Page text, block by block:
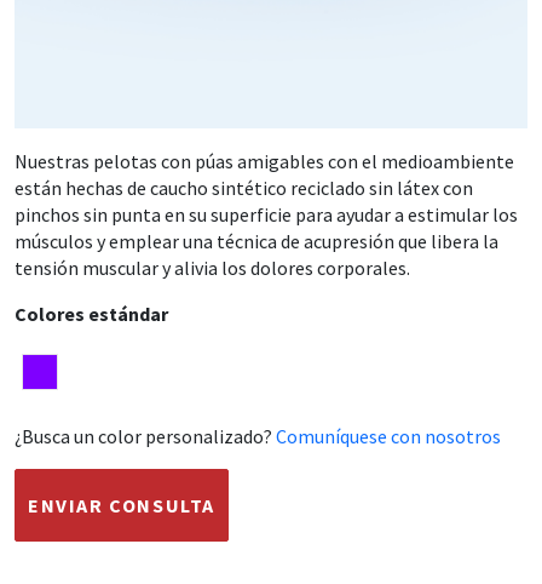
Nuestras pelotas con púas amigables con el medioambiente
están hechas de caucho sintético reciclado sin látex con
pinchos sin punta en su superficie para ayudar a estimular los
músculos y emplear una técnica de acupresión que libera la
tensión muscular y alivia los dolores corporales.
Colores estándar
¿Busca un color personalizado? Comuníquese con nosotros
ENVIAR CONSULTA